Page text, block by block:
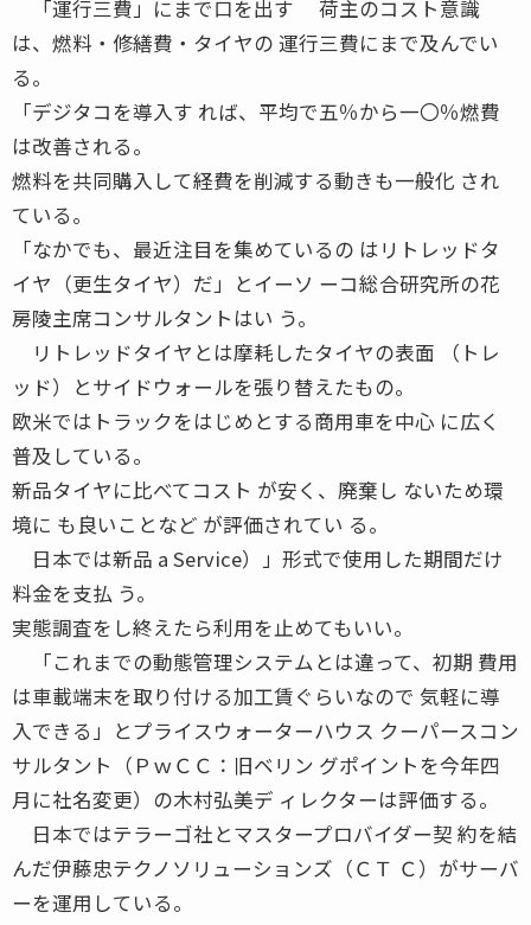
「運行三費」にまで口を出す 荷主のコスト意識
は、燃料・修繕費・タイヤの 運行三費にまで及んでい
る。
「デジタコを導入す れば、平均で五％から一〇％燃費
は改善される。
燃料を共同購入して経費を削減する動きも一般化 され
ている。
「なかでも、最近注目を集めているの はリトレッドタ
イヤ（更生タイヤ）だ」とイーソ ーコ総合研究所の花
房陵主席コンサルタントはい う。
リトレッドタイヤとは摩耗したタイヤの表面 （トレ
ッド）とサイドウォールを張り替えたもの。
欧米ではトラックをはじめとする商用車を中心 に広く
普及している。
新品タイヤに比べてコスト が安く、廃棄し ないため環
境に も良いことなど が評価されてい る。
日本では新品 a Service）」形式で使用した期間だけ
料金を支払 う。
実態調査をし終えたら利用を止めてもいい。
「これまでの動態管理システムとは違って、初期 費用
は車載端末を取り付ける加工賃ぐらいなので 気軽に導
入できる」とプライスウォーターハウス クーパースコン
サルタント（ＰｗＣＣ：旧ベリン グポイントを今年四
月に社名変更）の木村弘美デ ィレクターは評価する。
日本ではテラーゴ社とマスタープロバイダー契 約を結
んだ伊藤忠テクノソリューションズ（ＣＴ Ｃ）がサーバ
ーを運用している。